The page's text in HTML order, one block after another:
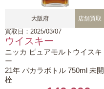
大阪府 店舗買取
買取日：2025/03/07
ウイスキー
ニッカ ピュアモルトウイスキ
ー
21年 バカラボトル 750ml 未開
栓